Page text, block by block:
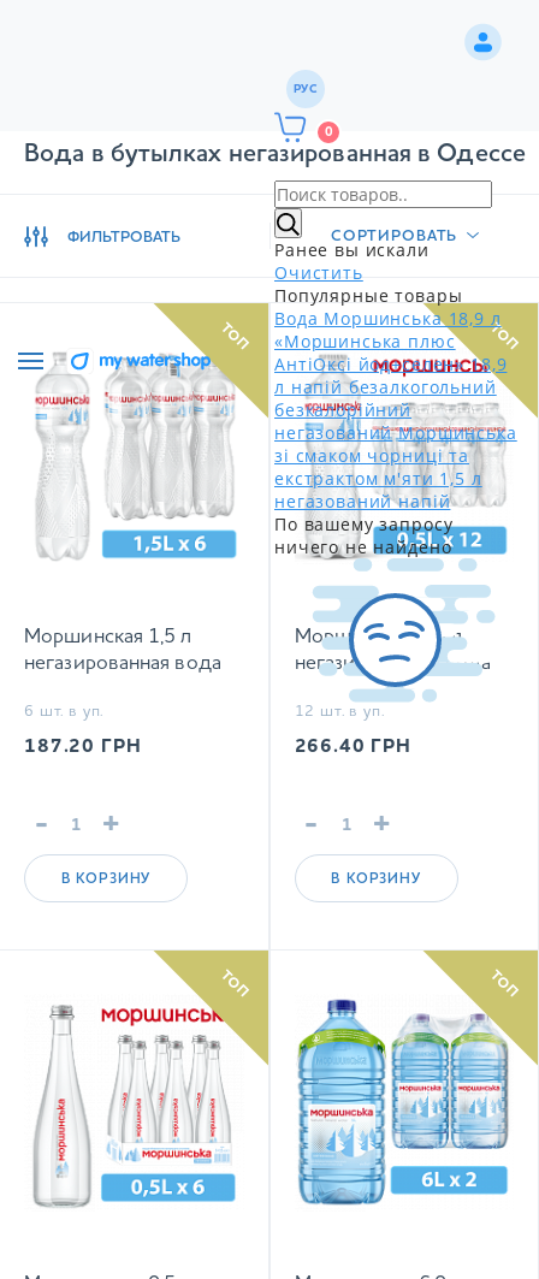
РУС
0
Ранее вы искали
Очистить
Популярные товары
Вода Моршинська 18,9 л
«Моршинська плюс
АнтіОксі йод+селен» 18,9
л напій безалкогольний
безкалорійний
негазований Моршинська
зі смаком чорниці та
екстрактом м'яти 1,5 л
негазований напій
По вашему запросу
ничего не найдено
Вода в бутылках негазированная в Одессе
ФИЛЬТРОВАТЬ СОРТИРОВАТЬ
Моршинская 1,5 л
негазированная вода
6 шт. в уп.
187.20 ГРН
- +
В КОРЗИНУ
ТОП
Моршинская 0,5 л
негазированная вода
12 шт. в уп.
266.40 ГРН
- +
В КОРЗИНУ
ТОП
ТОП ТОП